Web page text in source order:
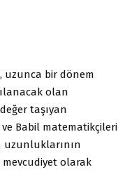
uzunca bir dönem
olan
taşıyan
Babil matematikçileri
uzunluklarının
olarak